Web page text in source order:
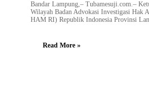
Bandar Lampung,– Tubamesuji.com.–
Wilayah Badan Advokasi Investigasi Hak
HAM RI) Republik Indonesia Provinsi
Read More »